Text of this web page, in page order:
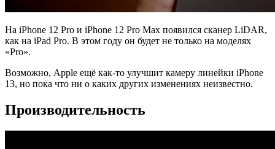
На iPhone 12 Pro и iPhone 12 Pro Max появился сканер LiDAR,
как на iPad Pro. В этом году он будет не только на моделях
«Pro».
Возможно, Apple ещё как-то улучшит камеру линейки iPhone
13, но пока что ни о каких других изменениях неизвестно.
Производительность